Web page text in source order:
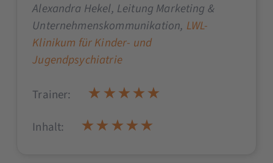
Alexandra Hekel, Leitung Marketing &
Unternehmenskommunikation, LWL-
Klinikum für Kinder- und
Jugendpsychiatrie
Trainer:
Inhalt: